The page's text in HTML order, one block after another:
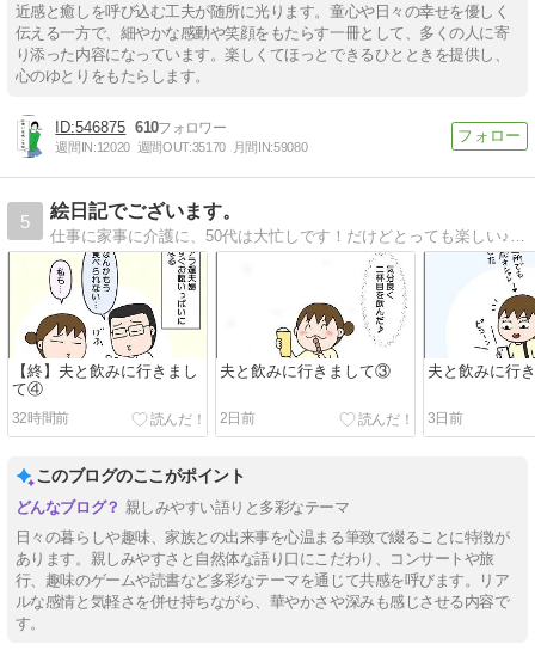
近感と癒しを呼び込む工夫が随所に光ります。童心や日々の幸せを優しく
伝える一方で、細やかな感動や笑顔をもたらす一冊として、多くの人に寄
り添った内容になっています。楽しくてほっとできるひとときを提供し、
心のゆとりをもたらします。
546875 610
週間IN:12020 週間OUT:35170 月間IN:59080
5
絵日記でございます。
【終】夫と飲みに行きまし
て④
32時間前
夫と飲みに行きまして③
2日前
夫と飲みに行
3日前
このブログのここがポイント
親しみやすい語りと多彩なテーマ
日々の暮らしや趣味、家族との出来事を心温まる筆致で綴ることに特徴が
あります。親しみやすさと自然体な語り口にこだわり、コンサートや旅
行、趣味のゲームや読書など多彩なテーマを通じて共感を呼びます。リア
ルな感情と気軽さを併せ持ちながら、華やかさや深みも感じさせる内容で
す。